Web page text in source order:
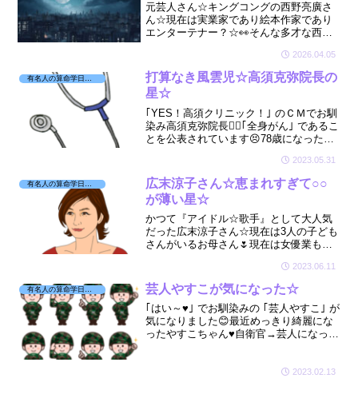
元芸人さん☆キングコングの西野亮廣さ
ん☆現在は実業家であり絵本作家であり
エンターテナー？☆👀そんな多才な西野
2026.04.05
打算なき風雲児☆高須克弥院長の
星☆
｢YES！高須クリニック！｣ のＣＭでお馴
染み高須克弥院長👨‍⚕️｢全身がん｣ であるこ
とを公表されています😣78歳になった現
も精力的に活動されています☆そんな高
須院長の星を見させて頂きました☆
2023.05.31
広末涼子さん☆恵まれすぎて○○
が薄い星☆
かつて『アイドル☆歌手』として大人気
だった広末涼子さん☆現在は3人の子ども
さんがいるお母さん🌷現在は女優業も復
すが近頃なんだか世間が騒がしい🙄そん
な広末涼子さんの星を見てみましたよ☆
2023.06.11
有名人の算命学日記☆ 芸人やすこが気になった☆
｢はい～♥｣ でお馴染みの ｢芸人やすこ｣ が
気になりました😊最近めっきり綺麗にな
ったやすこちゃん♥自衛官→芸人になった
2023.02.13